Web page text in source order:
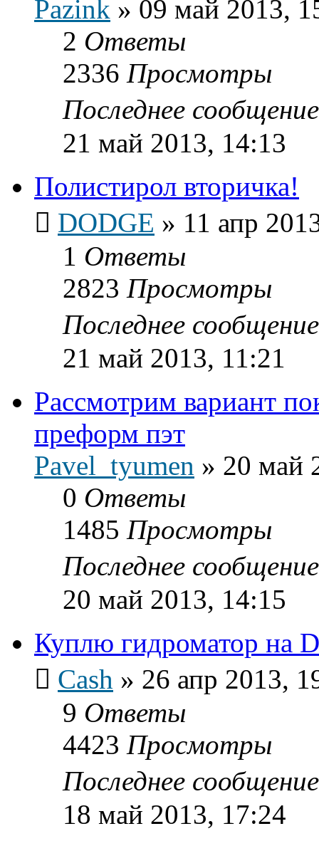
Pazink » 09 май 2013,
2 Ответы
2336 Просмотры
Последнее
21 май 2013, 14:13
Полистирол вторичка!
DODGE » 11 апр
1 Ответы
2823 Просмотры
Последнее
21 май 2013, 11:21
Рассмотрим вариант
преформ пэт
Pavel_tyumen » 20 май
0 Ответы
1485 Просмотры
Последнее
20 май 2013, 14:15
Куплю гидроматор на
Cash » 26 апр 2013,
9 Ответы
4423 Просмотры
Последнее
18 май 2013, 17:24